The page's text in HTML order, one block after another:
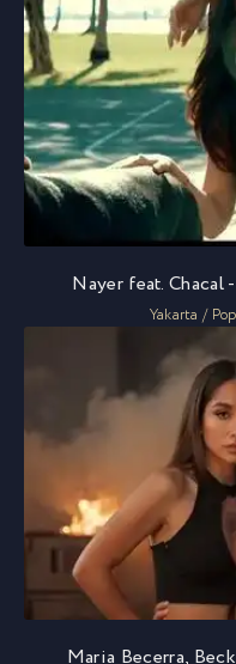
Nayer feat. Chacal
Yakarta /
Maria Becerra,